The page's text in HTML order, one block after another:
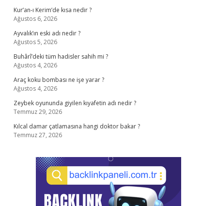
Kur’an-ı Kerim’de kısa nedir ?
Ağustos 6, 2026
Ayvalık’ın eski adı nedir ?
Ağustos 5, 2026
Buhârî’deki tüm hadisler sahih mi ?
Ağustos 4, 2026
Araç koku bombası ne işe yarar ?
Ağustos 4, 2026
Zeybek oyununda giyilen kıyafetin adı nedir ?
Temmuz 29, 2026
Kılcal damar çatlamasına hangi doktor bakar ?
Temmuz 27, 2026